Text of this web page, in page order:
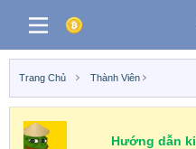
Trang Chủ Thành Viên
Hướng dẫn